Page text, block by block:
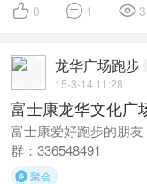
 0  1 
龙华广场跑步
15-3-14 11:28
富士康龙华文化广
富士康爱好跑步的朋
群：336548491
聚会